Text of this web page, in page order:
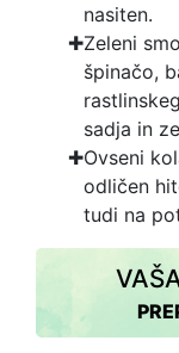
nasiten.
Zeleni
špinačo,
sadja in
Ovseni
odličen
tudi na